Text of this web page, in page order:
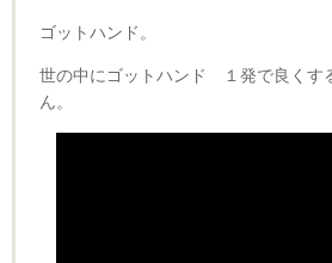
ゴットハンド。
世の中にゴットハンド １発で良くす
ん。